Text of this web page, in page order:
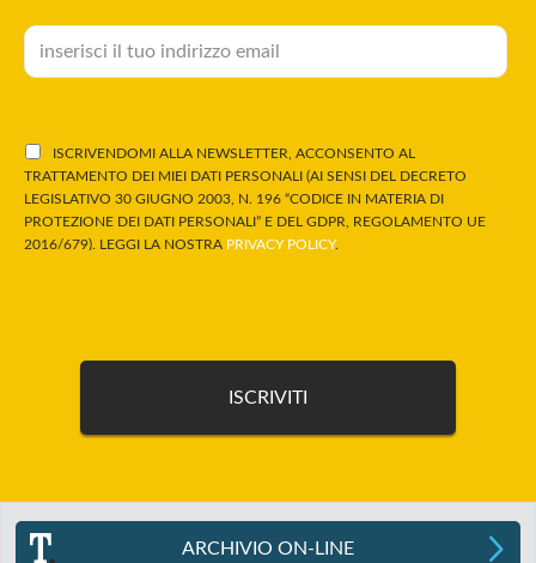
ISCRIVENDOMI ALLA NEWSLETTER, ACCONSENTO AL
TRATTAMENTO DEI MIEI DATI PERSONALI (AI SENSI DEL DECRETO
LEGISLATIVO 30 GIUGNO 2003, N. 196 “CODICE IN MATERIA DI
PROTEZIONE DEI DATI PERSONALI” E DEL GDPR, REGOLAMENTO UE
2016/679). LEGGI LA NOSTRA PRIVACY POLICY.
ARCHIVIO ON-LINE